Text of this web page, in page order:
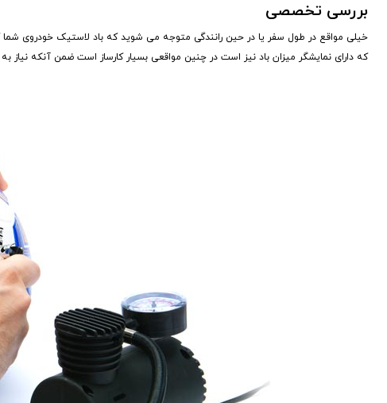
بررسی تخصصی
خیلی مواقع در طول سفر یا در حین رانندگی متوجه می شوید که باد لاستیک خودروی
که دارای نمایشگر میزان باد نیز است در چنین مواقعی بسیار کارساز است ضمن آنکه